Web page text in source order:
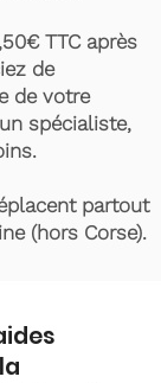
TTC après
de
de votre
spécialiste,
partout
(hors Corse).